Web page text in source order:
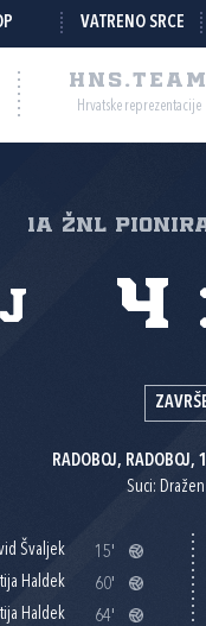
VATRENO SRCE
HNS.TEAM
Hrvatske reprezentacije
1A ŽNL
4
RADOBOJ,
Suci:
Švaljek
15'
Haldek
60'
Haldek
64'